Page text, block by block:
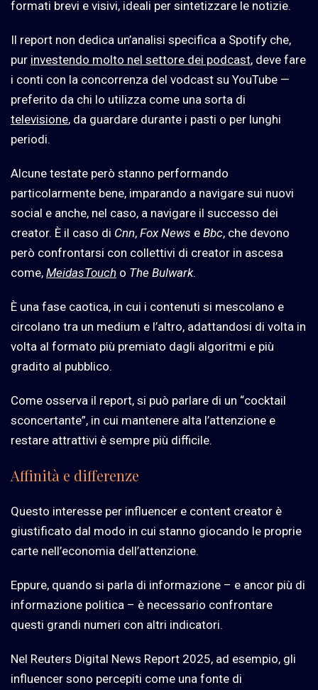
formati brevi e visivi, ideali per sintetizzare le notizie.
Il report non dedica un’analisi specifica a Spotify che,
pur investendo molto nel settore dei podcast, deve fare
i conti con la concorrenza del vodcast su YouTube —
preferito da chi lo utilizza come una sorta di
televisione, da guardare durante i pasti o per lunghi
periodi.
Alcune testate però stanno performando
particolarmente bene, imparando a navigare sui nuovi
social e anche, nel caso, a navigare il successo dei
creator. È il caso di Cnn, Fox News e Bbc, che devono
però confrontarsi con collettivi di creator in ascesa
come, MeidasTouch o The Bulwark.
È una fase caotica, in cui i contenuti si mescolano e
circolano tra un medium e l’altro, adattandosi di volta in
volta al formato più premiato dagli algoritmi e più
gradito al pubblico.
Come osserva il report, si può parlare di un “cocktail
sconcertante”, in cui mantenere alta l’attenzione e
restare attrattivi è sempre più difficile.
Affinità e differenze
Questo interesse per influencer e content creator è
giustificato dal modo in cui stanno giocando le proprie
carte nell’economia dell’attenzione.
Eppure, quando si parla di informazione – e ancor più di
informazione politica – è necessario confrontare
questi grandi numeri con altri indicatori.
Nel Reuters Digital News Report 2025, ad esempio, gli
influencer sono percepiti come una fonte di